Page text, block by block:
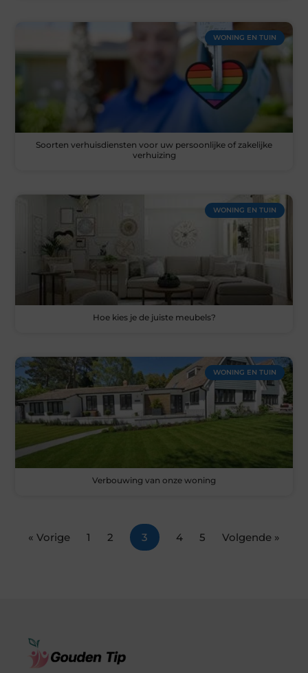
WONING EN TUIN
Soorten verhuisdiensten voor uw persoonlijke of zakelijke
verhuizing
WONING EN TUIN
Hoe kies je de juiste meubels?
WONING EN TUIN
Verbouwing van onze woning
« Vorige 1 2 3 4 5 Volgende »